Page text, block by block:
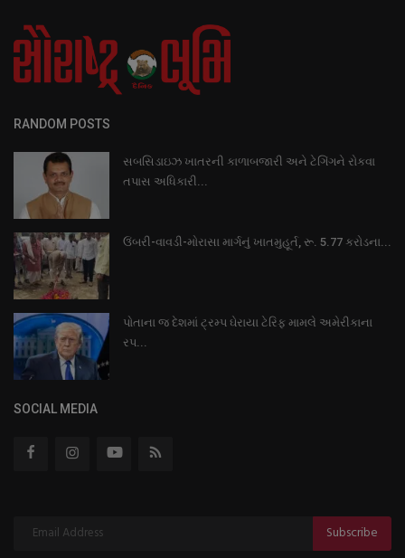
RANDOM POSTS
સબસિડાઇઝ ખાતરની કાળાબજારી અને ટેગિંગને રોકવા
તપાસ અધિકારી...
ઉંબરી-વાવડી-મોરાસા માર્ગનું ખાતમુહૂર્ત, રૂ. 5.77 કરોડના...
પોતાના જ દેશમાં ટ્રમ્પ ઘેરાયા ટેરિફ મામલે અમેરીકાના
રપ...
SOCIAL MEDIA
Subscribe